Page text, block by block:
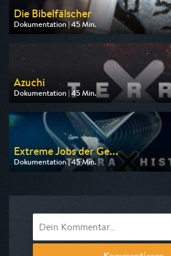
Die Bibelfälscher
Dokumentation | 45 Min.
Ausgestrahlt von arte
am 11.08.2026, 20:15
Azuchi
Dokumentation | 45 Min.
Ausgestrahlt von ZDF
am 09.08.2026, 19:30
Extreme Jobs der Ge...
Dokumentation | 45 Min.
Ausgestrahlt von ZDF